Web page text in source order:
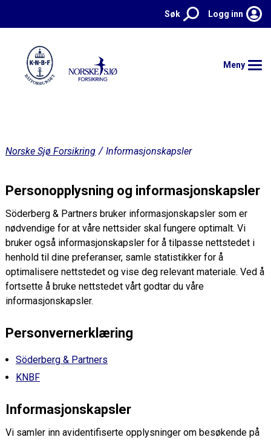
Søk Logg inn
Meny
Forsikringer
Kontakt
Meld skade
Aktuelt
Norske Sjø Forsikring Informasjonskapsler
Personopplysning og informasjonskapsler
Söderberg & Partners bruker informasjonskapsler som er
nødvendige for at våre nettsider skal fungere optimalt. Vi
bruker også informasjonskapsler for å tilpasse nettstedet i
henhold til dine preferanser, samle statistikker for å
optimalisere nettstedet og vise deg relevant materiale. Ved å
fortsette å bruke nettstedet vårt godtar du våre
informasjonskapsler.
Personvernerklæring
Söderberg & Partners
KNBF
Informasjonskapsler
Vi samler inn avidentifiserte opplysninger om besøkende på